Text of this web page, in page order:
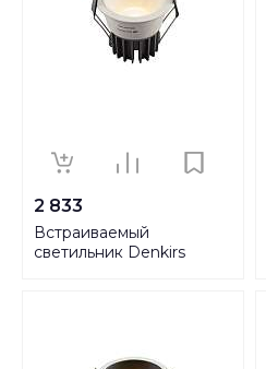
2 833
Встраиваемый
светильник Denkirs